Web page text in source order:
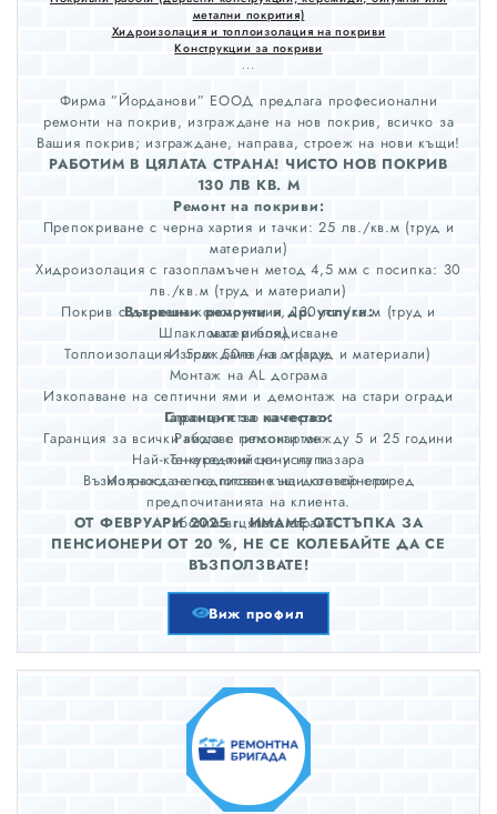
метални покрития)
Хидроизолация и топлоизолация на покриви
Конструкции за покриви
...
Фирма ”Йорданови” ЕООД предлага професионални
ремонти на покрив, изграждане на нов покрив, всичко за
Вашия покрив; изграждане, направа, строеж на нови къщи!
РАБОТИМ В ЦЯЛАТА СТРАНА! ЧИСТО НОВ ПОКРИВ
130 ЛВ КВ. М
Ремонт на покриви:
Препокриване с черна хартия и тачки: 25 лв./кв.м (труд и
материали)
Хидроизолация с газопламъчен метод 4,5 мм с посипка: 30
лв./кв.м (труд и материали)
Покрив с дървена конструкция, 130 лв./кв.м (труд и
материали)
Топлоизолация - 5см: 50лв/кв.м (труд и материали)
Вътрешни ремонти и др. услуги:
Шпакловка и боядисване
Изграждане на огради
Монтаж на AL дограма
Изкопаване на септични ями и демонтаж на стари огради
Строителство на тераси
Работа с гипсокартон
Тенекеджийски услуги
Изграждане на готови къщи-контейнери
Гаранция за качество:
Гаранция за всички видове ремонти между 5 и 25 години
Най-конкурентни цени на пазара
Възможност за подписване на договор според
предпочитанията на клиента.
Работим в цялата страна
ОТ ФЕВРУАРИ 2025 г. ИМАМЕ ОТСТЪПКА ЗА
ПЕНСИОНЕРИ ОТ 20 %, НЕ СЕ КОЛЕБАЙТЕ ДА СЕ
ВЪЗПОЛЗВАТЕ!
Виж профил